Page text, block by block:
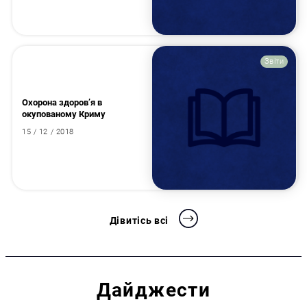
Звіти
Охорона здоров’я в
окупованому Криму
15 / 12 / 2018
Дівитісь всі
Дайджести